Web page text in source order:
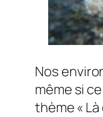
Nos
même si
thème «